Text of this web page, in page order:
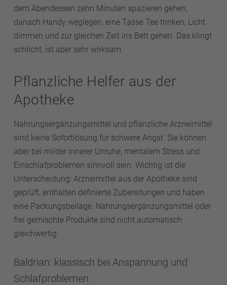
dem Abendessen zehn Minuten spazieren gehen,
danach Handy weglegen, eine Tasse Tee trinken, Licht
dimmen und zur gleichen Zeit ins Bett gehen. Das klingt
schlicht, ist aber sehr wirksam.
Pflanzliche Helfer aus der
Apotheke
Nahrungsergänzungsmittel und pflanzliche Arzneimittel
sind keine Sofortlösung für schwere Angst. Sie können
aber bei milder innerer Unruhe, mentalem Stress und
Einschlafproblemen sinnvoll sein. Wichtig ist die
Unterscheidung: Arzneimittel aus der Apotheke sind
geprüft, enthalten definierte Zubereitungen und haben
eine Packungsbeilage. Nahrungsergänzungsmittel oder
frei gemischte Produkte sind nicht automatisch
gleichwertig.
Baldrian: klassisch bei Anspannung und
Schlafproblemen